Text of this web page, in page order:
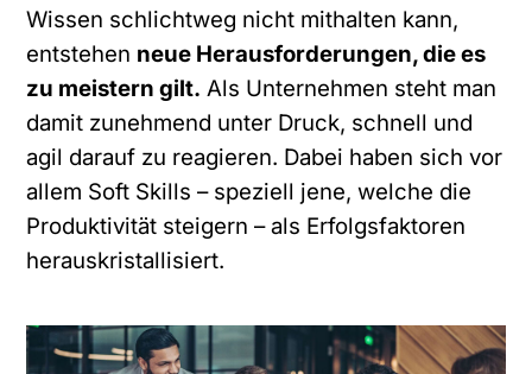
Wissen schlichtweg nicht mithalten kann,
entstehen neue Herausforderungen, die es
zu meistern gilt. Als Unternehmen steht man
damit zunehmend unter Druck, schnell und
agil darauf zu reagieren. Dabei haben sich vor
allem Soft Skills – speziell jene, welche die
Produktivität steigern – als Erfolgsfaktoren
herauskristallisiert.